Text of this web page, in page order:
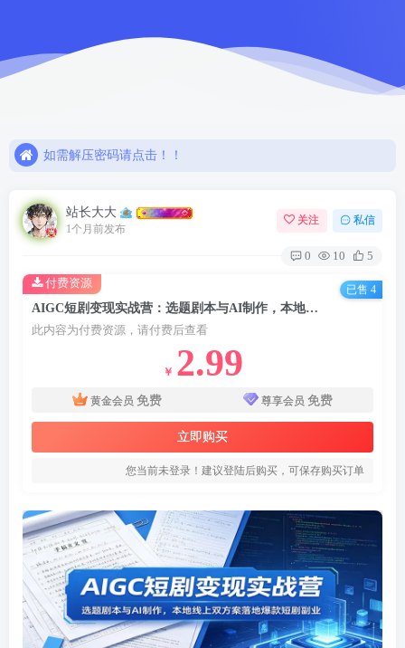
如需解压密码请点击！！
如需解压密码请点击！！
站长大大
1个月前发布
关注 私信
0 10 5
AIGC短剧变现实战营：选题剧本与AI制作，本地线上双方案落地爆款短剧副业
此内容为付费资源，请付费后查看
￥ 2.99
黄金会员 免费 尊享会员 免费
立即购买
您当前未登录！建议登陆后购买，可保存购买订单
付费资源
已售 4